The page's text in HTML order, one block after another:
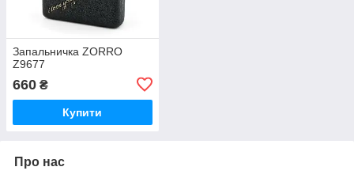
Запальничка ZORRO
Z9677
660 ₴
Купити
Про нас